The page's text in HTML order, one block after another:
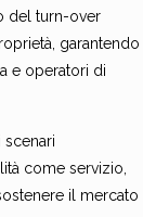
del turn-over
garantendo
e operatori di
scenari
come servizio,
il mercato